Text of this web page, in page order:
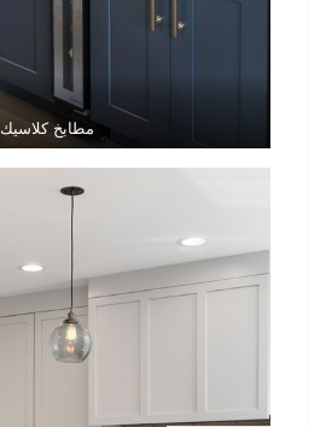
مطابخ كلاسيك